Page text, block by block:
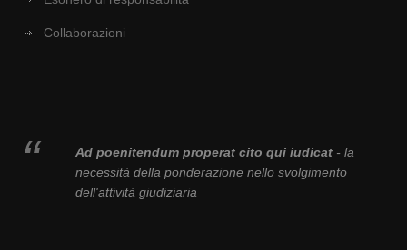
Collaborazioni
Ad poenitendum properat cito qui iudicat- la
necessità della ponderazione nello svolgimento
dell'attività giudiziaria